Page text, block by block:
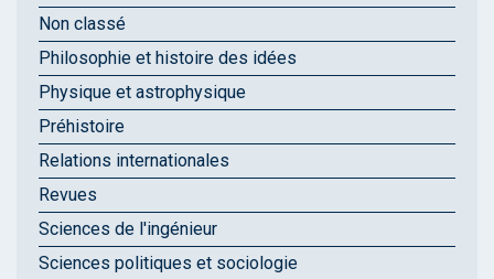
Non classé
Philosophie et histoire des idées
Physique et astrophysique
Préhistoire
Relations internationales
Revues
Sciences de l'ingénieur
Sciences politiques et sociologie